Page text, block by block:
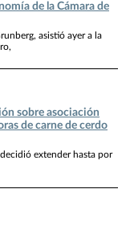
de la Cámara de
asistió ayer a la
sobre asociación
de carne de cerdo
extender hasta por